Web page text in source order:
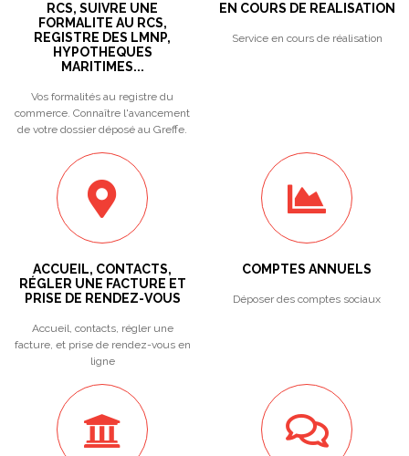
RCS, SUIVRE UNE
FORMALITE AU RCS,
REGISTRE DES LMNP,
HYPOTHEQUES
MARITIMES...
Vos formalités au registre du
commerce. Connaître l'avancement
de votre dossier déposé au Greffe.
EN COURS DE REALISATION
Service en cours de réalisation
ACCUEIL, CONTACTS,
RÉGLER UNE FACTURE ET
PRISE DE RENDEZ-VOUS
Accueil, contacts, régler une
facture, et prise de rendez-vous en
ligne
COMPTES ANNUELS
Déposer des comptes sociaux